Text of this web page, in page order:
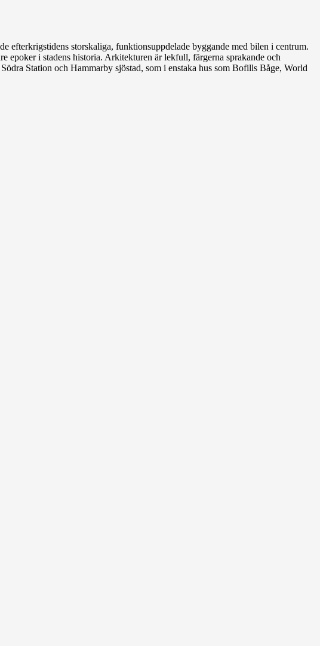
efterkrigstidens storskaliga, funktionsuppdelade byggande med bilen i centrum.
epoker i stadens historia. Arkitekturen är lekfull, färgerna sprakande och
Station och Hammarby sjöstad, som i enstaka hus som Bofills Båge, World